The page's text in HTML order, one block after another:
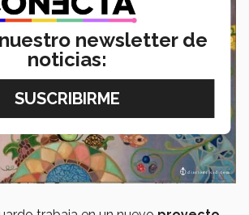
newsletter de
noticias: